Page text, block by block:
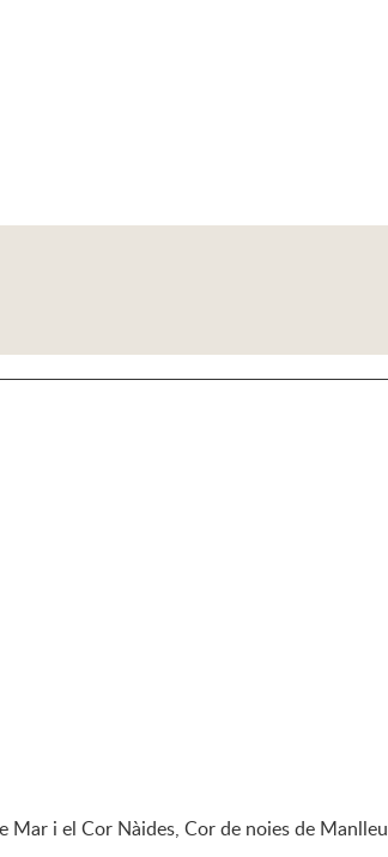
Mar i el Cor Nàides, Cor de noies de Manlleu